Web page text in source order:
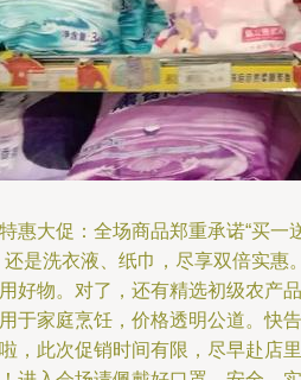
惠大促：全场商品郑重承诺“买一
是洗衣液、纸巾，尽享双倍实惠
好物。对了，还有精选初级农产品
于家庭烹饪，价格透明公道。快告
，此次促销时间有限，尽早赴店里